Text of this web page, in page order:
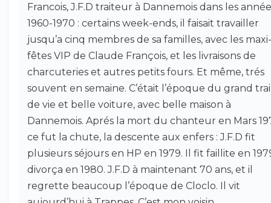
Francois, J.F.D traiteur à Dannemois dans les
1960-1970 : certains week-ends, il faisait travailler
jusqu’a cinq membres de sa familles, avec les maxi-
fêtes VIP de Claude François, et les livraisons de
charcuteries et autres petits fours. Et même, trés
souvent en semaine. C’était l’époque du grand
de vie et belle voiture, avec belle maison à
Dannemois. Aprés la mort du chanteur en Mars
ce fut la chute, la descente aux enfers : J.F.D fit
plusieurs séjours en HP en 1979. Il fit faillite en
divorça en 1980. J.F.D à maintenant 70 ans, et il
regrette beaucoup l’époque de Cloclo. Il vit